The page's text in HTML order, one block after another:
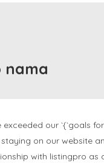
nama
exceeded our `{`goals
on our website
with listingpro as